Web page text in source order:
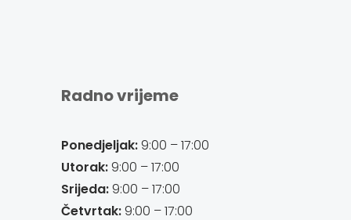
Radno vrijeme
Ponedjeljak:9:00 – 17:00
Utorak:9:00 – 17:00
Srijeda:9:00 – 17:00
Četvrtak:9:00 – 17:00